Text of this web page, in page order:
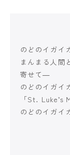
のどのイガ
まんまる人
寄せて―
のどのイガ
「St.
のどのイガ